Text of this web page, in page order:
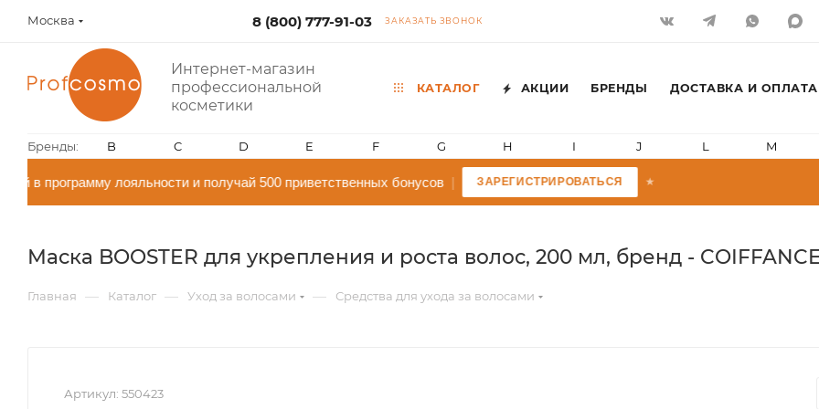
Москва 8 (800) 777-91-03 ЗАКАЗАТЬ ЗВОНОК
Интернет-магазин
профессиональной
косметики
КАТАЛОГ АКЦИИ БРЕНДЫ ДОСТАВКА И ОПЛАТА
Бренды: B C D E F G H I J L M
в программу лояльности и получай 500 приветственных бонусов| ЗАРЕГИСТРИРОВАТЬСЯ
Маска BOOSTER для укрепления и роста волос, 200 мл, бренд -
Главная — Каталог — Уход за волосами — Средства для ухода за волосами
Артикул: 550423